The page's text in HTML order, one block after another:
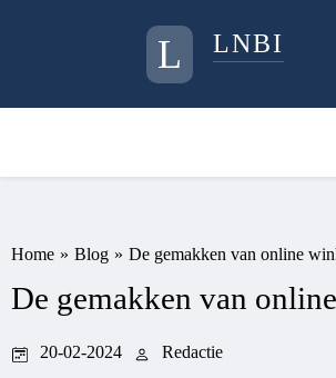
L LNBI
Home » Blog » De gemakken van online
De gemakken van
20-02-2024 Redactie